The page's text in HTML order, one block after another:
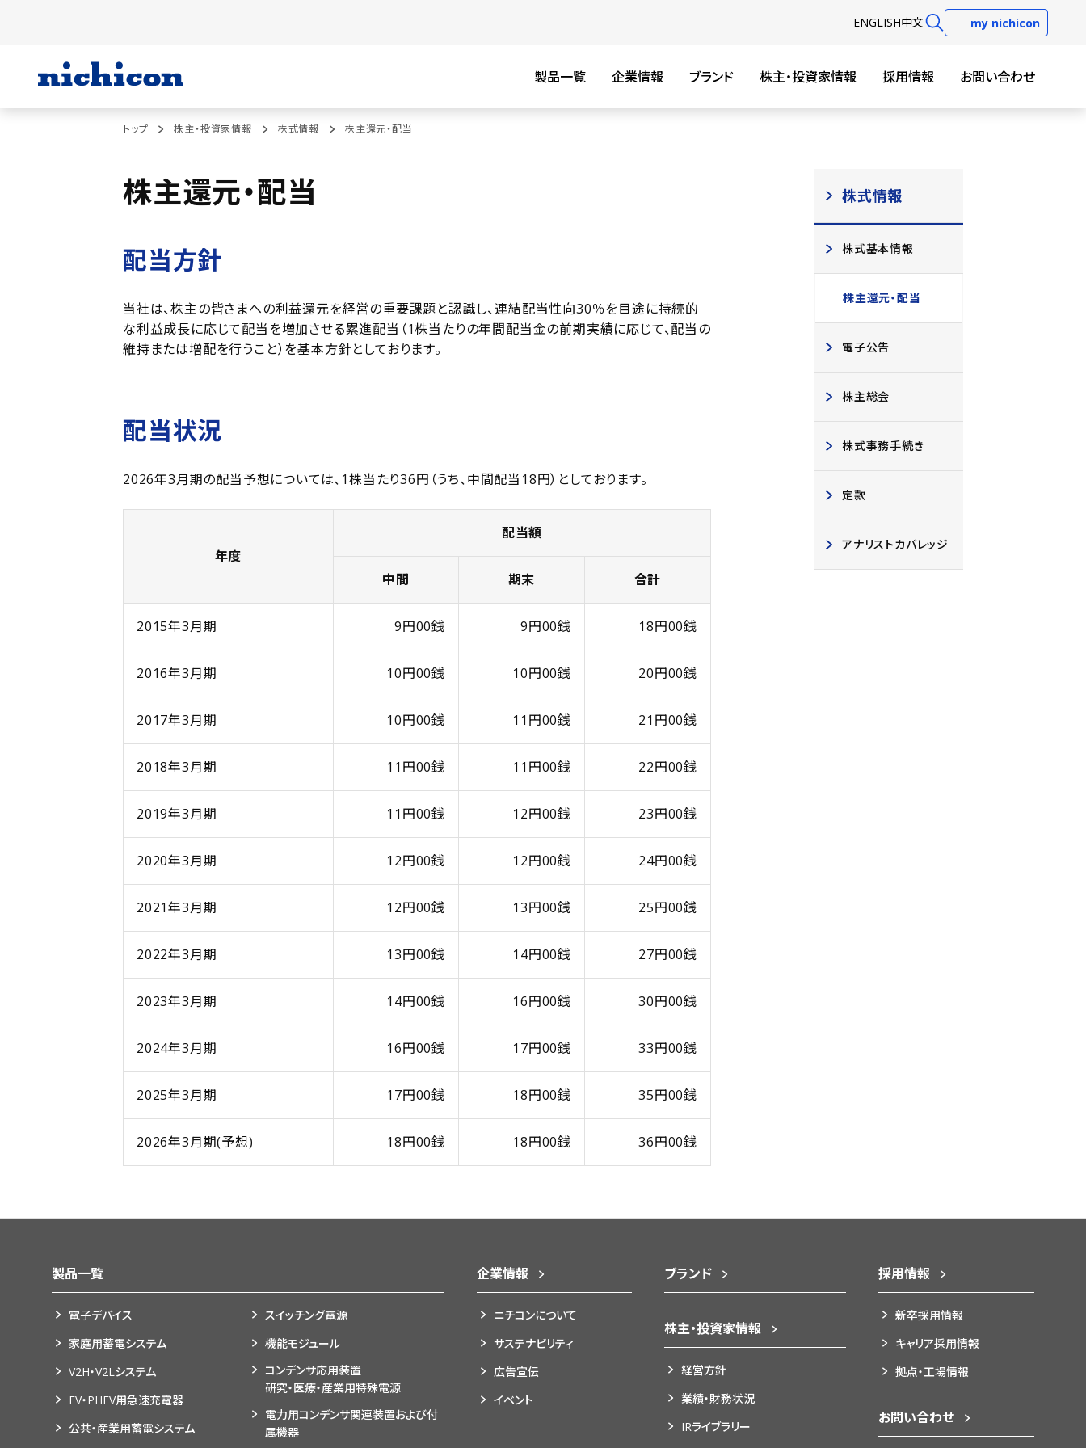
ENGLISH中文 my nichicon
製品一覧 企業情報 ブランド 株主・投資家情報 採用情報 お問い合わせ
トップ 株主・投資家情報 株式情報 株主還元・配当
株主還元・配当
配当方針
当社は、株主の皆さまへの利益還元を経営の重要課題と認識し、連結配当性向30％を目途に持続的
な利益成長に応じて配当を増加させる累進配当（1株当たりの年間配当金の前期実績に応じて、配当の
維持または増配を行うこと）を基本方針としております。
配当状況
2026年3月期の配当予想については、1株当たり36円（うち、中間配当18円）としております。
年度
配当額
中間 期末 合計
2015年3月期 9円00銭 9円00銭 18円00銭
2016年3月期 10円00銭 10円00銭 20円00銭
2017年3月期 10円00銭 11円00銭 21円00銭
2018年3月期 11円00銭 11円00銭 22円00銭
2019年3月期 11円00銭 12円00銭 23円00銭
2020年3月期 12円00銭 12円00銭 24円00銭
2021年3月期 12円00銭 13円00銭 25円00銭
2022年3月期 13円00銭 14円00銭 27円00銭
2023年3月期 14円00銭 16円00銭 30円00銭
2024年3月期 16円00銭 17円00銭 33円00銭
2025年3月期 17円00銭 18円00銭 35円00銭
2026年3月期(予想) 18円00銭 18円00銭 36円00銭
株式情報
株式基本情報
株主還元・配当
電子公告
株主総会
株式事務手続き
定款
アナリストカバレッジ
製品一覧
電子デバイス
家庭用蓄電システム
V2H・V2Lシステム
EV・PHEV用急速充電器
公共・産業用蓄電システム
スイッチング電源
機能モジュール
コンデンサ応用装置
研究・医療・産業用特殊電源
電力用コンデンサ関連装置および付
属機器
企業情報
ニチコンについて
サステナビリティ
広告宣伝
イベント
ブランド
株主・投資家情報
経営方針
業績・財務状況
IRライブラリー
採用情報
新卒採用情報
キャリア採用情報
拠点・工場情報
お問い合わせ